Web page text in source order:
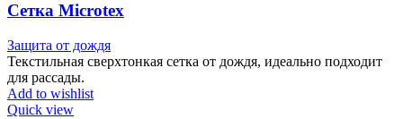
Сетка Microtex
Защита от дождя
Текстильная сверхтонкая сетка от дождя, идеально подходит
для рассады.
Add to wishlist
Quick view